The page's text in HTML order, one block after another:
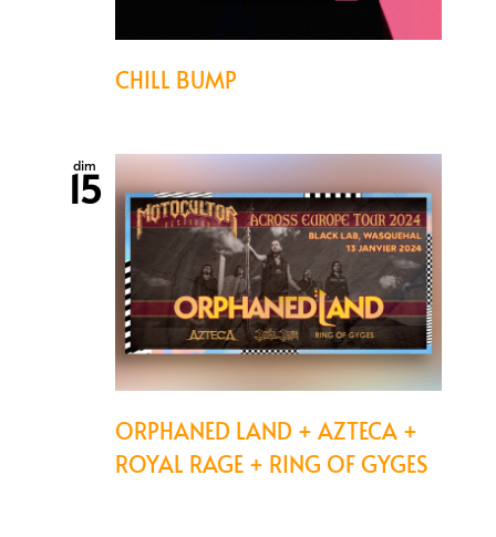
CHILL BUMP
dim
15
ORPHANED LAND + AZTECA +
ROYAL RAGE + RING OF GYGES